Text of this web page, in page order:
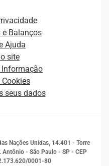
e Balanços
Ajuda
site
Informação
seus dados
Nações Unidas, 14.401 - Torre
Antônio - São Paulo - SP - CEP
0001-80